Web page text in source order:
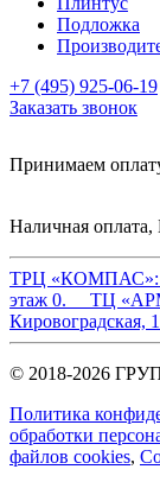
Подложка
+7 (495) 925-06-19
Заказать звонок
Принимаем
Наличная оплата,
ТРЦ «КОМПАС»:
этаж 0. ТЦ
Кировоградская,
© 2018-2026
Политика
обработки
файлов cookies,